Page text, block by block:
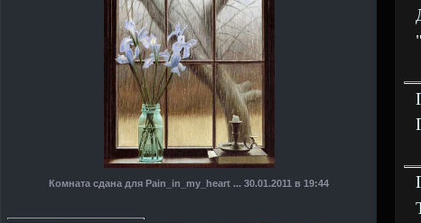
Комната сдана для Pain_in_my_heart ... 30.01.2011 в 19:44